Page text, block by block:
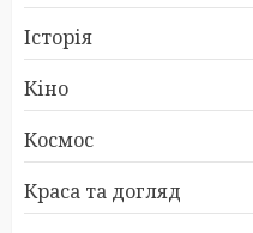
Історія
Кіно
Космос
Краса та догляд